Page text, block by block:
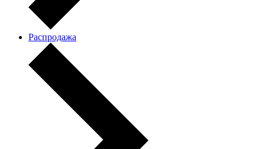
Распродажа